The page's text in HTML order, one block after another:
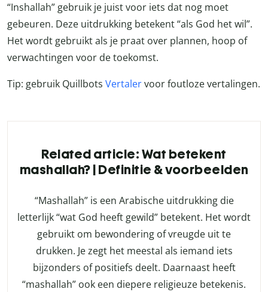
“Inshallah” gebruik je juist voor iets dat nog moet
gebeuren. Deze uitdrukking betekent “als God het wil”.
Het wordt gebruikt als je praat over plannen, hoop of
verwachtingen voor de toekomst.
Tip: gebruik Quillbots Vertalervoor foutloze vertalingen.
Related article: Wat betekent
mashallah? | Definitie & voorbeelden
“Mashallah” is een Arabische uitdrukking die
letterlijk “wat God heeft gewild” betekent. Het wordt
gebruikt om bewondering of vreugde uit te
drukken. Je zegt het meestal als iemand iets
bijzonders of positiefs deelt. Daarnaast heeft
“mashallah” ook een diepere religieuze betekenis.